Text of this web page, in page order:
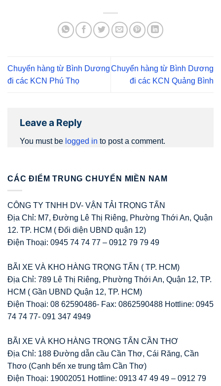
Chuyển hàng từ Bình Dương
đi các KCN Phú Thọ
Chuyển hàng từ Bình Dương
đi các KCN Quảng Bình
Leave a Reply
You must be logged in to post a comment.
CÁC ĐIỂM TRUNG CHUYỂN MIỀN NAM
CÔNG TY TNHH DV- VẬN TẢI TRỌNG TẤN
Địa Chỉ: M7, Đường Lê Thị Riêng, Phường Thới An, Quận
12. TP. HCM ( Đối diện UBND quận 12)
Điện Thoại: 0945 74 74 77 – 0912 79 79 49
BÃI XE VÀ KHO HÀNG TRỌNG TẤN ( TP. HCM)
Địa Chỉ: 789 Lê Thị Riêng, Phường Thới An, Quận 12, TP.
HCM ( Gần UBND Quận 12, TP. HCM)
Điện Thoại: 08 62590486- Fax: 0862590488 Hottline: 0945
74 74 77- 091 347 4949
BÃI XE VÀ KHO HÀNG TRỌNG TẤN CẦN THƠ
Địa Chỉ: 188 Đường dẫn cầu Cần Thơ, Cái Răng, Cần
Thơo (Cạnh bến xe trung tâm Cần Thơ)
Điện Thoại: 19002051 Hottline: 0913 47 49 49 – 0912 79